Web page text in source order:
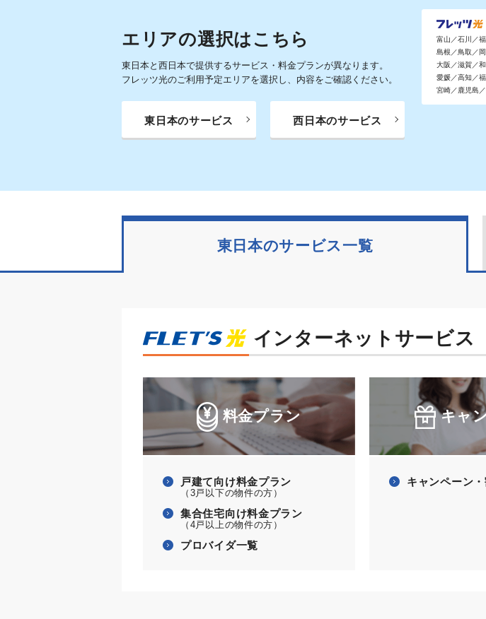
エリアの選択はこちら
東日本と西日本で提供するサービス・料金プランが異なります。
フレッツ光のご利用予定エリアを選択し、内容をご確認ください。
東日本のサービス 西日本のサービス
富山／石川／
島根／鳥取／
大阪／滋賀／
愛媛／高知／
宮崎／鹿児島
東日本のサービス一覧
インターネットサービス
料金プラン
戸建て向け料金プラン
（3戸以下の物件の方）
集合住宅向け料金プラン
（4戸以上の物件の方）
プロバイダ一覧
キャ
キャンペーン